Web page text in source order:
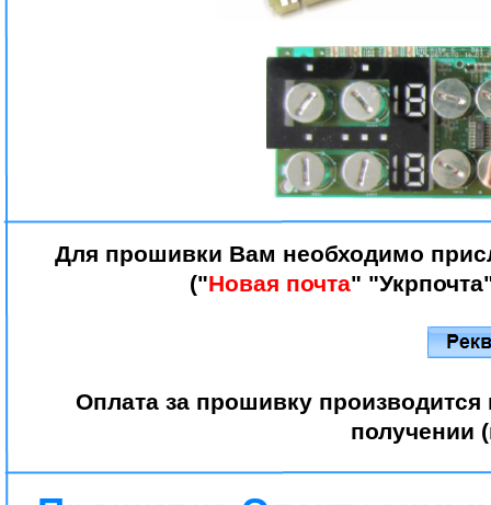
Для прошивки Вам необходимо
("Новая почта"
Оплата за прошивку производится
получении